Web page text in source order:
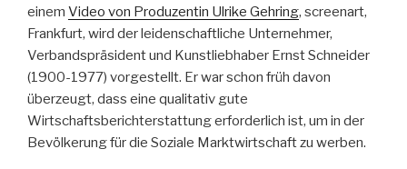
einem Video von Produzentin Ulrike Gehring, screenart,
Frankfurt, wird der leidenschaftliche Unternehmer,
Verbandspräsident und Kunstliebhaber Ernst Schneider
(1900-1977) vorgestellt. Er war schon früh davon
überzeugt, dass eine qualitativ gute
Wirtschaftsberichterstattung erforderlich ist, um in der
Bevölkerung für die Soziale Marktwirtschaft zu werben.